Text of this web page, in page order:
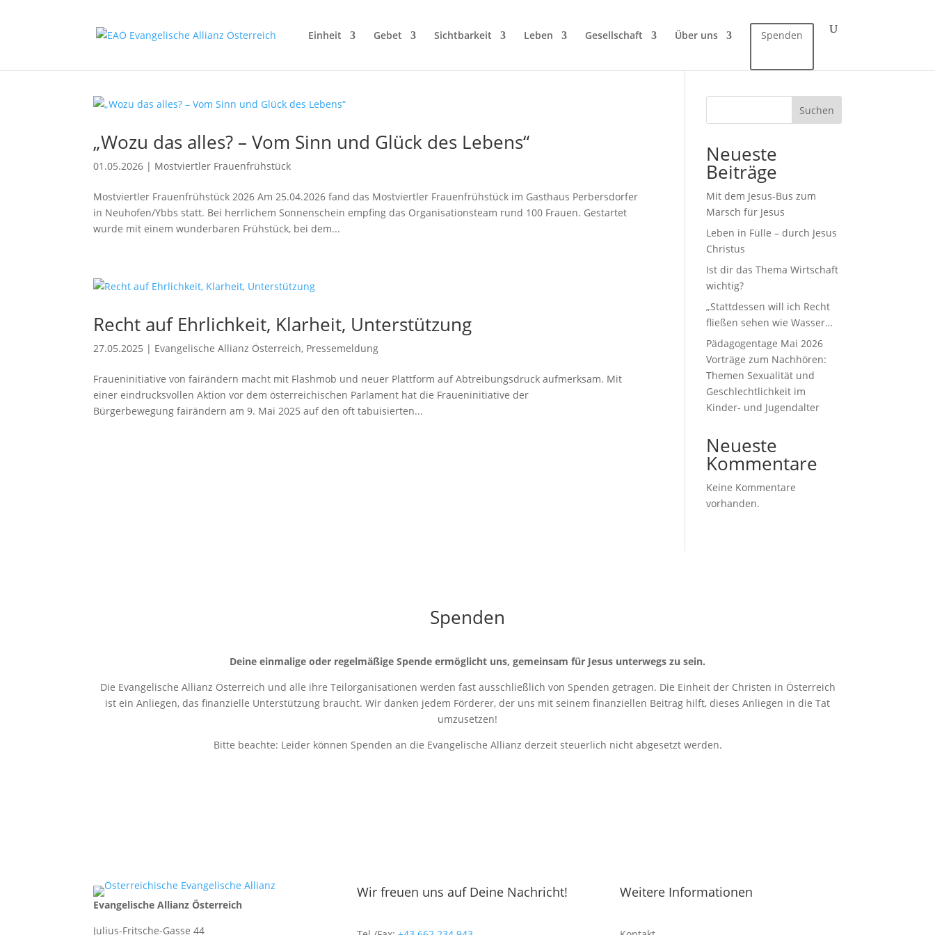
Einheit Gebet Sichtbarkeit Leben Gesellschaft Über uns Spenden
„Wozu das alles? – Vom Sinn und Glück des Lebens“
01.05.2026 | Mostviertler Frauenfrühstück
Mostviertler Frauenfrühstück 2026 Am 25.04.2026 fand das Mostviertler Frauenfrühstück im Gasthaus Perbersdorfer
in Neuhofen/Ybbs statt. Bei herrlichem Sonnenschein empfing das Organisationsteam rund 100 Frauen. Gestartet
wurde mit einem wunderbaren Frühstück, bei dem...
Recht auf Ehrlichkeit, Klarheit, Unterstützung
27.05.2025 | Evangelische Allianz Österreich, Pressemeldung
Fraueninitiative von fairändern macht mit Flashmob und neuer Plattform auf Abtreibungsdruck aufmerksam. Mit
einer eindrucksvollen Aktion vor dem österreichischen Parlament hat die Fraueninitiative der
Bürgerbewegung fairändern am 9. Mai 2025 auf den oft tabuisierten...
Suchen
Neueste
Beiträge
Mit dem Jesus-Bus zum
Marsch für Jesus
Leben in Fülle – durch Jesus
Christus
Ist dir das Thema Wirtschaft
wichtig?
„Stattdessen will ich Recht
fließen sehen wie Wasser…
Pädagogentage Mai 2026
Vorträge zum Nachhören:
Themen Sexualität und
Geschlechtlichkeit im
Kinder- und Jugendalter
Neueste
Kommentare
Keine Kommentare
vorhanden.
Spenden
Deine einmalige oder regelmäßige Spende ermöglicht uns, gemeinsam für Jesus unterwegs zu sein.
Die Evangelische Allianz Österreich und alle ihre Teilorganisationen werden fast ausschließlich von Spenden getragen. Die Einheit der Christen in Österreich
ist ein Anliegen, das finanzielle Unterstützung braucht. Wir danken jedem Förderer, der uns mit seinem finanziellen Beitrag hilft, dieses Anliegen in die Tat
umzusetzen!
Bitte beachte: Leider können Spenden an die Evangelische Allianz derzeit steuerlich nicht abgesetzt werden.
Evangelische Allianz Österreich
Julius-Fritsche-Gasse 44
Wir freuen uns auf Deine Nachricht! Weitere Informationen